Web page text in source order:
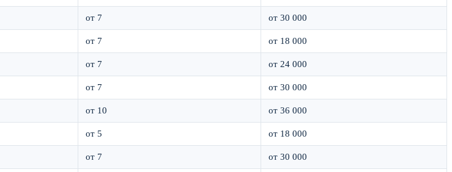
от 7 от 30 000
от 7 от 18 000
от 7 от 24 000
от 7 от 30 000
от 10 от 36 000
от 5 от 18 000
от 7 от 30 000